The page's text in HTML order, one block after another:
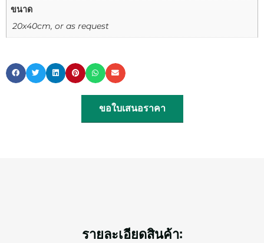
ขนาด
20x40cm, or as request
ขอใบเสนอราคา
รายละเอียดสินค้า: